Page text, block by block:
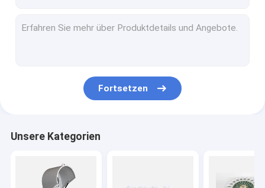
Boden-Probenahme-Instrumente
Löslicher Verdichter
Fortsetzen
Unsere Kategorien